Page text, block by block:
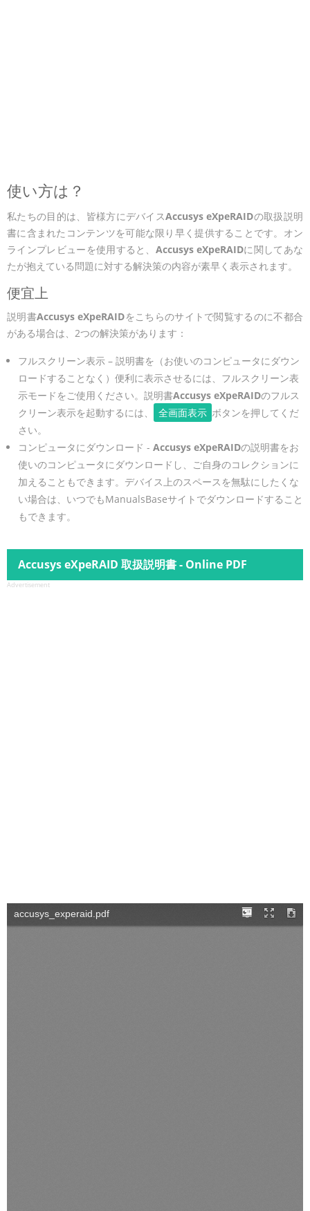
使い方は？
私たちの目的は、皆様方にデバイスAccusys eXpeRAIDの取扱説明
書に含まれたコンテンツを可能な限り早く提供することです。オン
ラインプレビューを使用すると、 Accusys eXpeRAIDに関してあな
たが抱えている問題に対する解決策の内容が素早く表示されます。
便宜上
説明書Accusys eXpeRAIDをこちらのサイトで閲覧するのに不都合
がある場合は、2つの解決策があります：
フルスクリーン表示 – 説明書を（お使いのコンピュータにダウン
ロードすることなく）便利に表示させるには、フルスクリーン表
示モードをご使用ください。説明書Accusys eXpeRAIDのフルス
クリーン表示を起動するには、
全画面表示 ボタンを押してくだ
さい。
コンピュータにダウンロード - Accusys eXpeRAIDの説明書をお
使いのコンピュータにダウンロードし、ご自身のコレクションに
加えることもできます。デバイス上のスペースを無駄にしたくな
い場合は、いつでもManualsBaseサイトでダウンロードすること
もできます。
Accusys eXpeRAID 取扱説明書 - Online PDF
Advertisement